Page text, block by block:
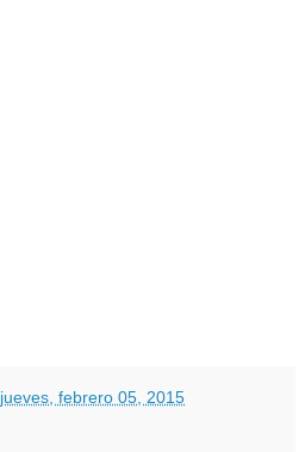
jueves, febrero 05, 2015